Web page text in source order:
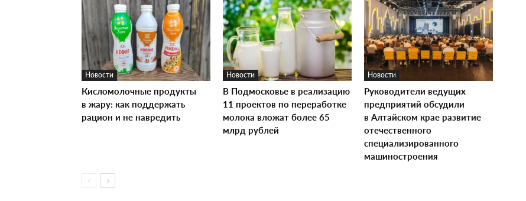
Новости
Кисломолочные продукты
в жару: как поддержать
рацион и не навредить
Новости
В Подмосковье в реализацию
11 проектов по переработке
молока вложат более 65
млрд рублей
Новости
Руководители ведущих
предприятий обсудили
в Алтайском крае развитие
отечественного
специализированного
машиностроения